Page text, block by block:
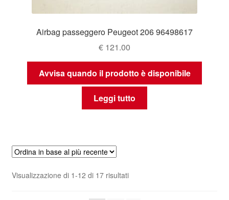
Airbag passeggero Peugeot 206 96498617
€ 121.00
Avvisa quando il prodotto è disponibile
Leggi tutto
Visualizzazione di 1-12 di 17 risultatiOrdina